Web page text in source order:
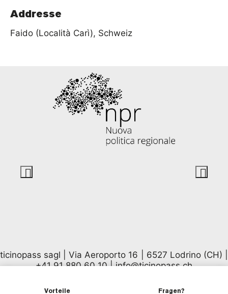
Vorteile Fragen?
Addresse
Faido (Località Carì), Schweiz
ticinopass sagl | Via Aeroporto 16 | 6527 Lodrino (CH) |
+41 91 880 60 10|info@ticinopass.ch